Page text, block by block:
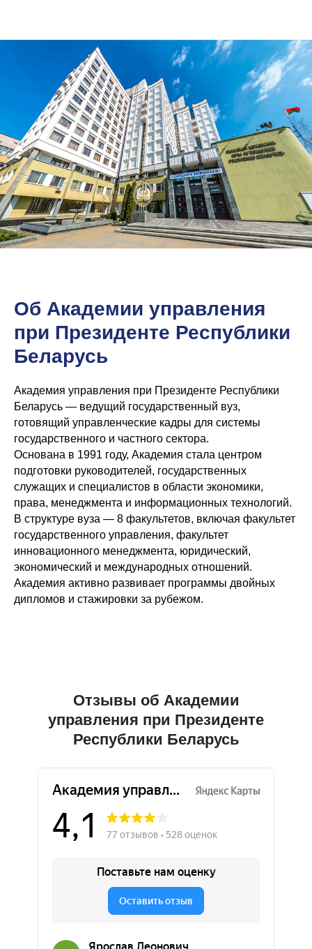
Об Академии управления
при Президенте Республики
Беларусь
Академия управления при Президенте Республики
Беларусь — ведущий государственный вуз,
готовящий управленческие кадры для системы
государственного и частного сектора.
Основана в 1991 году, Академия стала центром
подготовки руководителей, государственных
служащих и специалистов в области экономики,
права, менеджмента и информационных технологий.
В структуре вуза — 8 факультетов, включая факультет
государственного управления, факультет
инновационного менеджмента, юридический,
экономический и международных отношений.
Академия активно развивает программы двойных
дипломов и стажировки за рубежом.
Отзывы об Академии
управления при Президенте
Республики Беларусь